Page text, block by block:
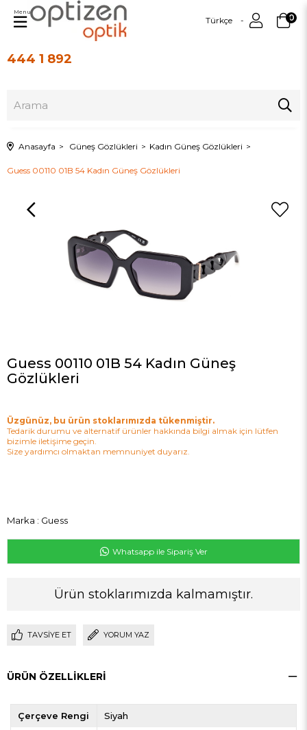
444 1 892
Türkçe 0
Menu
Anasayfa Güneş Gözlükleri Kadın Güneş Gözlükleri
Guess 00110 01B 54 Kadın Güneş Gözlükleri
Guess 00110 01B 54 Kadın Güneş
Gözlükleri
Üzgünüz, bu ürün stoklarımızda tükenmiştir.
Tedarik durumu ve alternatif ürünler hakkında bilgi almak için lütfen
bizimle iletişime geçin.
Size yardımcı olmaktan memnuniyet duyarız.
Marka : Guess
Whatsapp ile Sipariş Ver
Ürün stoklarımızda kalmamıştır.
TAVSIYE ET YORUM YAZ
ÜRÜN ÖZELLIKLERI
Çerçeve Rengi Siyah